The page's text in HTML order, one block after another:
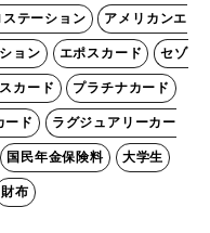
ステーション アメリカンエ
ョン エポスカード セゾ
カード プラチナカード
ード ラグジュアリーカー
国民年金保険料 大学生
財布